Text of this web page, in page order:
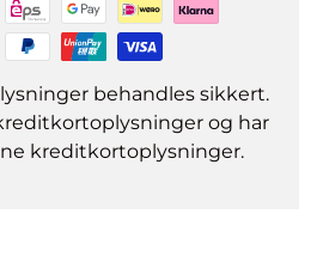
behandles sikkert.
og har
kreditkortoplysninger.